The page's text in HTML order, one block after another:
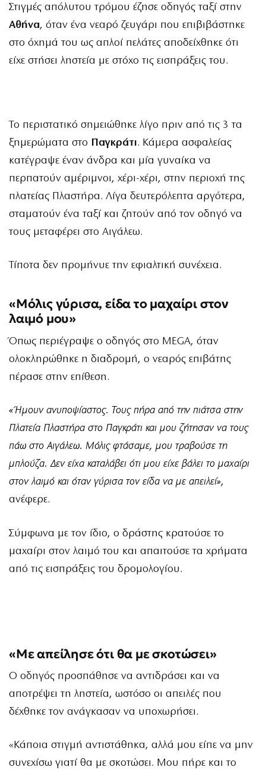
Στιγμές απόλυτου τρόμου έζησε οδηγός ταξί στην
Αθήνα, όταν ένα νεαρό ζευγάρι που επιβιβάστηκε
στο όχημά του ως απλοί πελάτες αποδείχθηκε ότι
είχε στήσει ληστεία με στόχο τις εισπράξεις του.
Το περιστατικό σημειώθηκε λίγο πριν από τις 3 τα
ξημερώματα στο Παγκράτι. Κάμερα ασφαλείας
κατέγραψε έναν άνδρα και μία γυναίκα να
περπατούν αμέριμνοι, χέρι-χέρι, στην περιοχή της
πλατείας Πλαστήρα. Λίγα δευτερόλεπτα αργότερα,
σταματούν ένα ταξί και ζητούν από τον οδηγό να
τους μεταφέρει στο Αιγάλεω.
Τίποτα δεν προμήνυε την εφιαλτική συνέχεια.
«Μόλις γύρισα, είδα το μαχαίρι στον
λαιμό μου»
Όπως περιέγραψε ο οδηγός στο MEGA, όταν
ολοκληρώθηκε η διαδρομή, ο νεαρός επιβάτης
πέρασε στην επίθεση.
«Ήμουν ανυποψίαστος. Τους πήρα από την πιάτσα στην
Πλατεία Πλαστήρα στο Παγκράτι και μου ζήτησαν να τους
πάω στο Αιγάλεω. Μόλις φτάσαμε, μου τραβούσε τη
μπλούζα. Δεν είχα καταλάβει ότι μου είχε βάλει το μαχαίρι
στον λαιμό και όταν γύρισα τον είδα να με απειλεί»,
ανέφερε.
Σύμφωνα με τον ίδιο, ο δράστης κρατούσε το
μαχαίρι στον λαιμό του και απαιτούσε τα χρήματα
από τις εισπράξεις του δρομολογίου.
«Με απείλησε ότι θα με σκοτώσει»
Ο οδηγός προσπάθησε να αντιδράσει και να
αποτρέψει τη ληστεία, ωστόσο οι απειλές που
δέχθηκε τον ανάγκασαν να υποχωρήσει.
«Κάποια στιγμή αντιστάθηκα, αλλά μου είπε να μην
συνεχίσω γιατί θα με σκοτώσει. Μου πήρε και το